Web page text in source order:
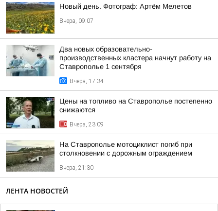
Новый день. Фотограф: Артём Мелетов
Вчера, 09:07
Два новых образовательно-
производственных кластера начнут работу на
Ставрополье 1 сентября
Вчера, 17:34
Цены на топливо на Ставрополье постепенно
снижаются
Вчера, 23:09
На Ставрополье мотоциклист погиб при
столкновении с дорожным ограждением
Вчера, 21:30
ЛЕНТА НОВОСТЕЙ